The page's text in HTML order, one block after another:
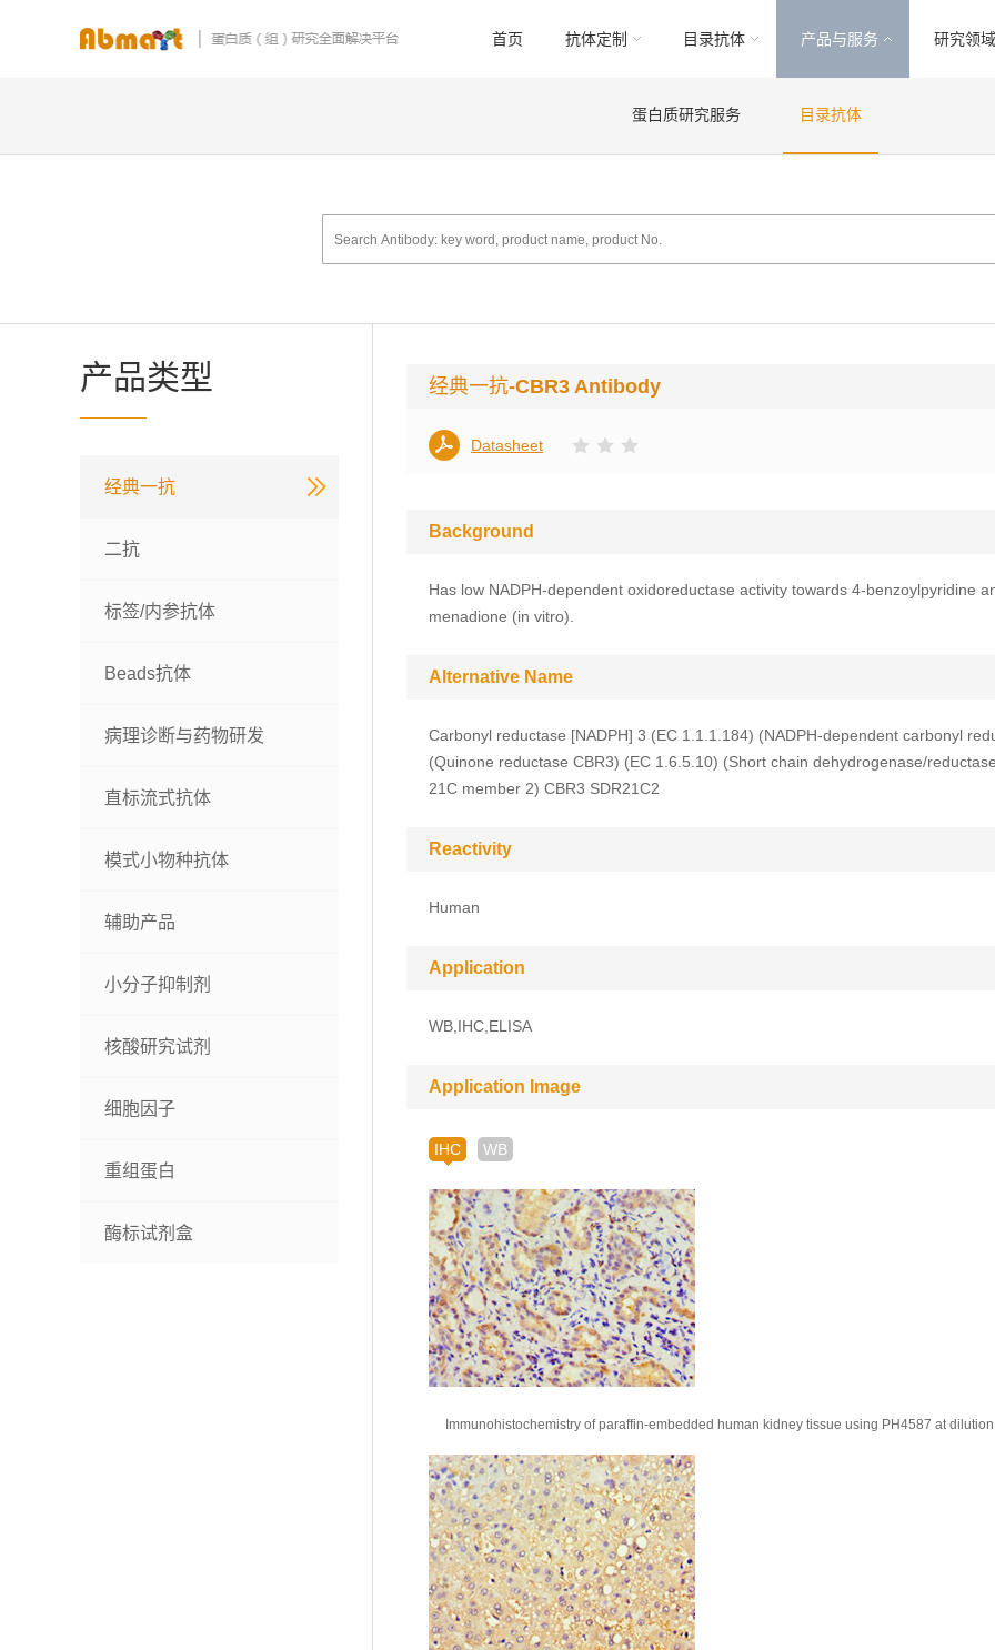
首页 抗体定制 目录抗体 产品与服务 研究领域
蛋白质研究服务 目录抗体
产品类型
经典一抗
二抗
标签/内参抗体
Beads抗体
病理诊断与药物研发
直标流式抗体
模式小物种抗体
辅助产品
小分子抑制剂
核酸研究试剂
细胞因子
重组蛋白
酶标试剂盒
经典一抗-CBR3 Antibody
Datasheet
Background
Has low NADPH-dependent oxidoreductase activity towards 4-benzoylpyridine
menadione (in vitro).
Alternative Name
Carbonyl reductase [NADPH] 3 (EC 1.1.1.184) (NADPH-dependent carbonyl
(Quinone reductase CBR3) (EC 1.6.5.10) (Short chain dehydrogenase/
21C member 2) CBR3 SDR21C2
Reactivity
Human
Application
WB,IHC,ELISA
Application Image
IHC WB
Immunohistochemistry of paraffin-embedded human kidney tissue using PH4587 at